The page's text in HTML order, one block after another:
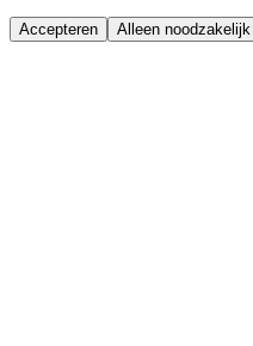
Accepteren Alleen noodzakelijk